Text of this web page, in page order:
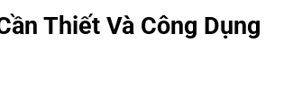
Thiết Và Công Dụng